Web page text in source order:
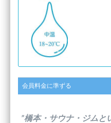
会員料金に準ずる
”橋本・サウナ・ジムと